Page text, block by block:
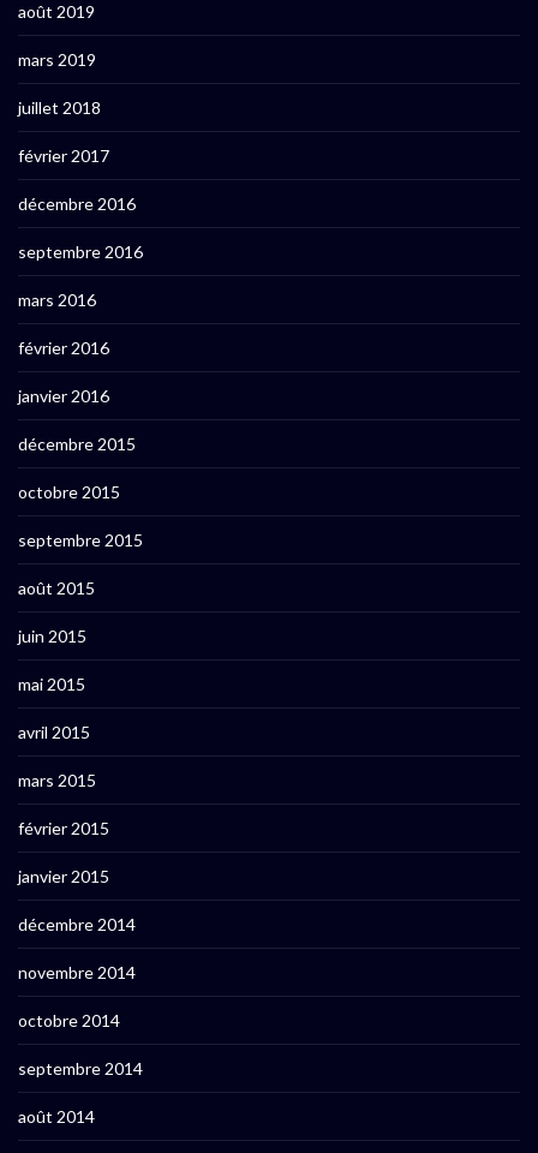
août 2019
mars 2019
juillet 2018
février 2017
décembre 2016
septembre 2016
mars 2016
février 2016
janvier 2016
décembre 2015
octobre 2015
septembre 2015
août 2015
juin 2015
mai 2015
avril 2015
mars 2015
février 2015
janvier 2015
décembre 2014
novembre 2014
octobre 2014
septembre 2014
août 2014